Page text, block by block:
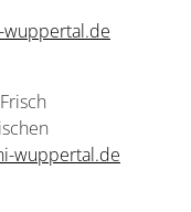
wuppertal.de
wuppertal.de